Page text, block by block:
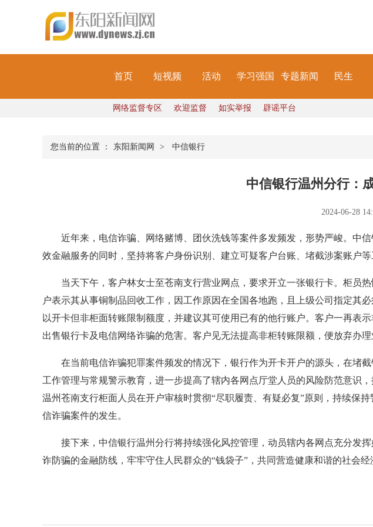
首页 短视频 活动 学习强国 专题新闻 民生
网络监督专区 欢迎监督 如实举报 辟谣平台
您当前的位置 ： 东阳新闻网 > 中信银行
中信银行温州分行：
2024-06-28
近年来，电信诈骗、网络赌博、团伙洗钱等案件多发频发，形势严峻。中信
效金融服务的同时，坚持将客户身份识别、建立可疑客户台账、堵截涉案账户
当天下午，客户林女士至苍南支行营业网点，要求开立一张银行卡。柜员热
户表示其从事铜制品回收工作，因工作原因在全国各地跑，且上级公司指定其
以开卡但非柜面转账限制额度，并建议其可使用已有的他行账户。客户一再表
出售银行卡及电信网络诈骗的危害。客户见无法提高非柜转账限额，便放弃办理
在当前电信诈骗犯罪案件频发的情况下，银行作为开卡开户的源头，在堵截
工作管理与常规警示教育，进一步提高了辖内各网点厅堂人员的风险防范意识
温州苍南支行柜面人员在开户审核时贯彻“尽职履责、有疑必复”原则，持续保
信诈骗案件的发生。
接下来，中信银行温州分行将持续强化风控管理，动员辖内各网点充分发挥
诈防骗的金融防线，牢牢守住人民群众的“钱袋子”，共同营造健康和谐的社会经